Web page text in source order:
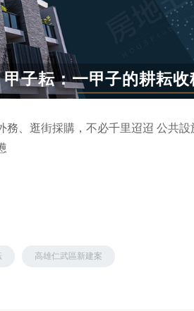
子耘：一甲子的耕耘收
、逛街採購，不必千里迢迢 公共
高雄仁武區新建案